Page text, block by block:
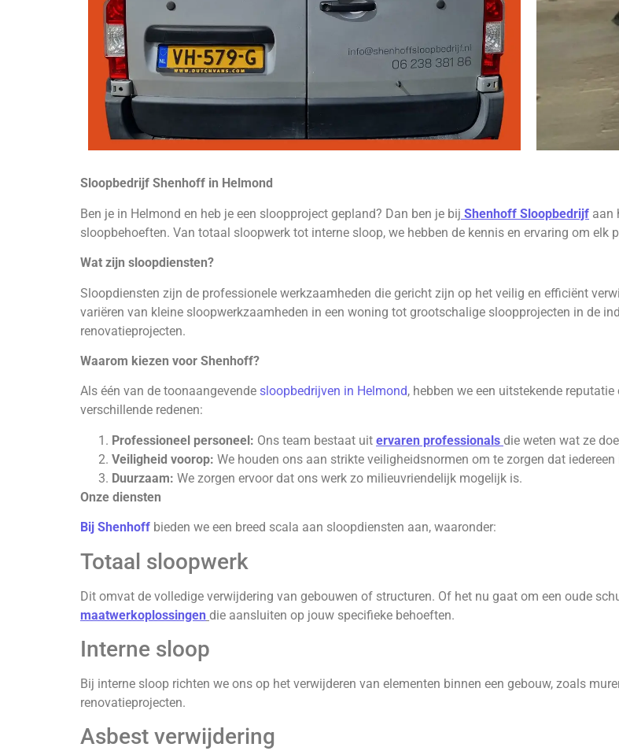
Sloopbedrijf Shenhoff in Helmond
Ben je in Helmond en heb je een sloopproject gepland? Dan ben je bij Shenhoff Sloopbedrijf aan
sloopbehoeften. Van totaal sloopwerk tot interne sloop, we hebben de kennis en ervaring om elk
Wat zijn sloopdiensten?
Sloopdiensten zijn de professionele werkzaamheden die gericht zijn op het veilig en efficiënt
variëren van kleine sloopwerkzaamheden in een woning tot grootschalige sloopprojecten in de
renovatieprojecten.
Waarom kiezen voor Shenhoff?
Als één van de toonaangevende sloopbedrijven in Helmond, hebben we een uitstekende
verschillende redenen:
Professioneel personeel: Ons team bestaat uit ervaren professionals die weten wat ze
Veiligheid voorop: We houden ons aan strikte veiligheidsnormen om te zorgen dat
Duurzaam: We zorgen ervoor dat ons werk zo milieuvriendelijk mogelijk is.
Onze diensten
Bij Shenhoff bieden we een breed scala aan sloopdiensten aan, waaronder:
Totaal sloopwerk
Dit omvat de volledige verwijdering van gebouwen of structuren. Of het nu gaat om een oude
maatwerkoplossingen die aansluiten op jouw specifieke behoeften.
Interne sloop
Bij interne sloop richten we ons op het verwijderen van elementen binnen een gebouw, zoals
renovatieprojecten.
Asbest verwijdering